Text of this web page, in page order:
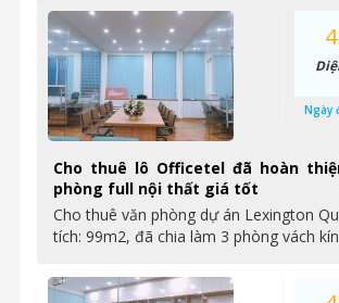
Cho thuê lô Officetel đã hoàn
phòng full nội thất giá tốt
Cho thuê văn phòng dự án Lexington
tích: 99m2, đã chia làm 3 phòng vách
Ngày